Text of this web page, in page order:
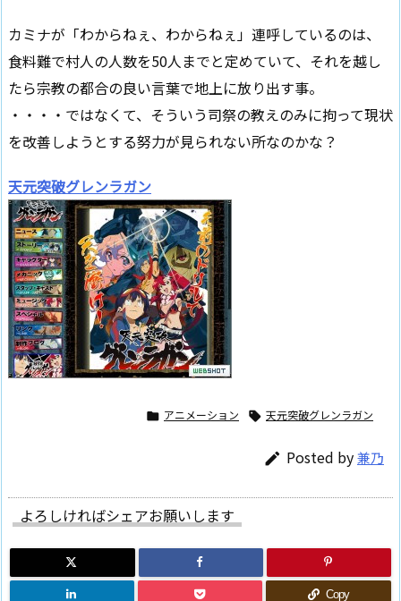
カミナが「わからねぇ、わからねぇ」連呼しているのは、
食料難で村人の人数を50人までと定めていて、それを越し
たら宗教の都合の良い言葉で地上に放り出す事。
・・・・ではなくて、そういう司祭の教えのみに拘って現状
を改善しようとする努力が見られない所なのかな？
天元突破グレンラガン
 アニメーション  天元突破グレンラガン
 Posted by兼乃
よろしければシェアお願いします
Copy